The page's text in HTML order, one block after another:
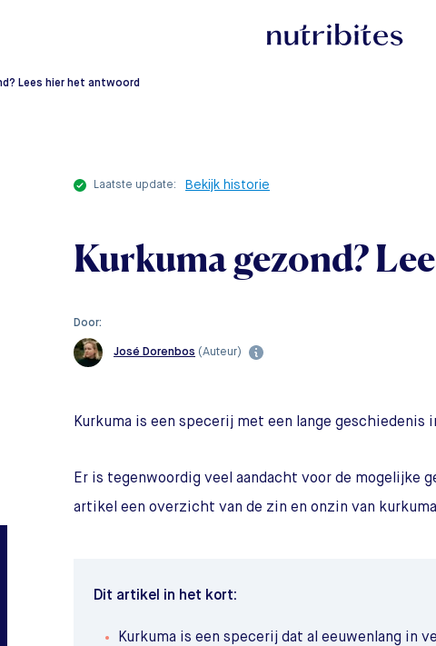
Lees hier het antwoord
laatste update: Bekijk historie
Kurkuma gezond?
Door:
José Dorenbos (Auteur)
Kurkuma is een specerij met een lange
Er is tegenwoordig veel aandacht voor de mogelijke
artikel een overzicht van de zin en onzin van
Dit artikel in het kort:
Kurkuma is een specerij dat al eeuwenlang in